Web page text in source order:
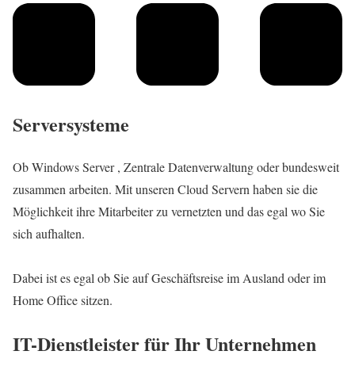
Serversysteme
Ob Windows Server , Zentrale Datenverwaltung oder bundesweit
zusammen arbeiten. Mit unseren Cloud Servern haben sie die
Möglichkeit ihre Mitarbeiter zu vernetzten und das egal wo Sie
sich aufhalten.
Dabei ist es egal ob Sie auf Geschäftsreise im Ausland oder im
Home Office sitzen.
IT-Dienstleister für Ihr Unternehmen